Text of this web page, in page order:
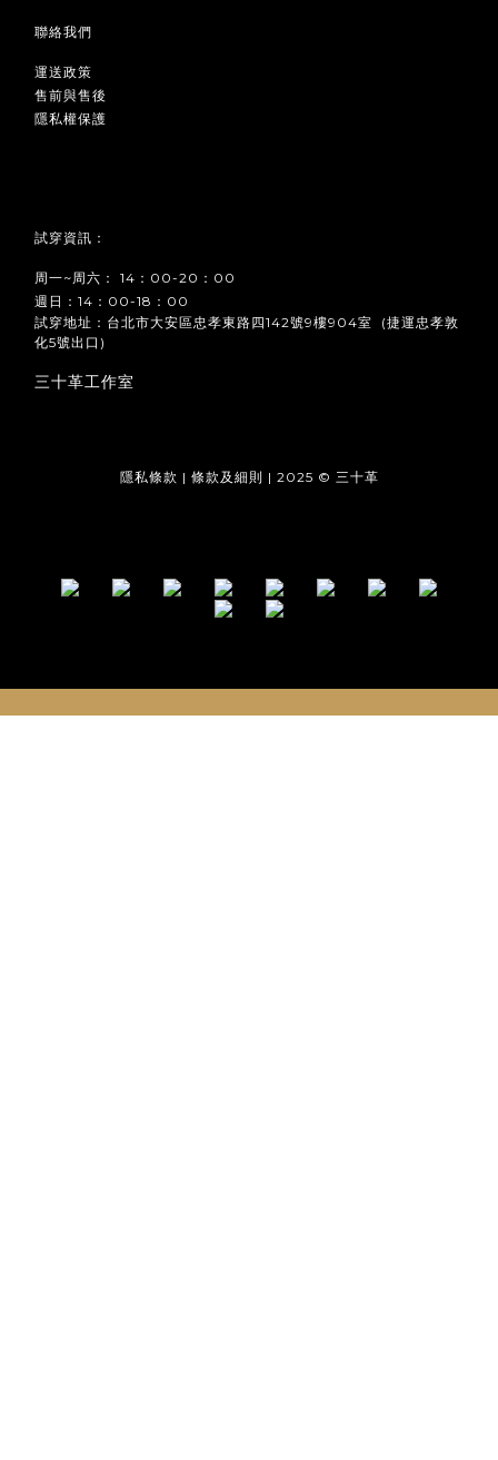
聯絡我們
運送政策
售前與售後
隱私權保護
試穿資訊：
周一~周六： 14：00-20：00
週日：14：00-18：00
試穿地址：台北市大安區忠孝東路四142號9樓904室 (捷運忠孝敦
化5號出口)
三十革工作室
隱私條款 | 條款及細則 | 2025 © 三十革